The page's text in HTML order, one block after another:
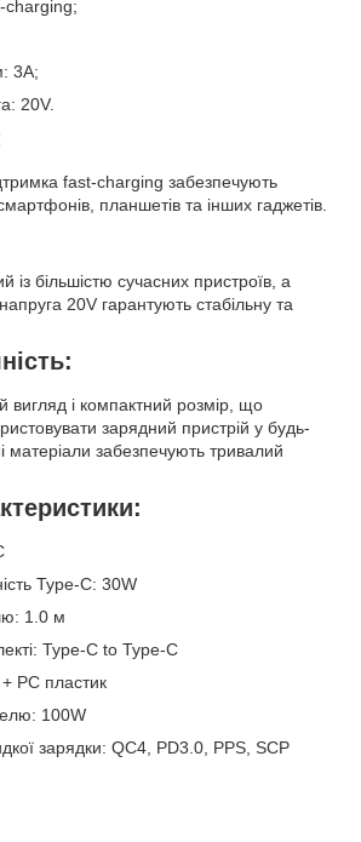
charging;
3A;
20V.
fast-charging забезпечують
планшетів та інших гаджетів.
із більшістю сучасних пристроїв, а
20V гарантують стабільну та
вигляд і компактний розмір, що
зарядний пристрій у будь-
матеріали забезпечують тривалий
Type-C: 30W
1.0 м
Type-C to Type-C
PC пластик
100W
зарядки: QC4, PD3.0, PPS, SCP